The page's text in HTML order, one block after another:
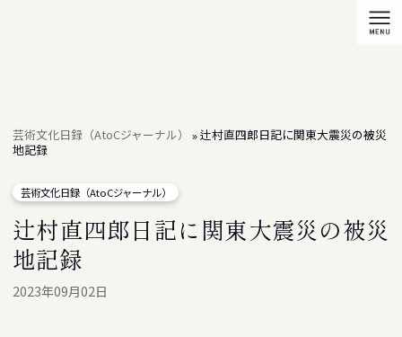
芸術文化日録（AtoCジャーナル） »辻村直四郎日記に関東大震災の被災
地記録
芸術文化日録（AtoCジャーナル）
辻村直四郎日記に関東大震災の被災
地記録
2023年09月02日